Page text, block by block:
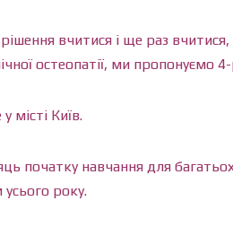
вчитися і ще раз вчитися,
остеопатії, ми пропонуємо
місті Київ.
початку навчання для
року.